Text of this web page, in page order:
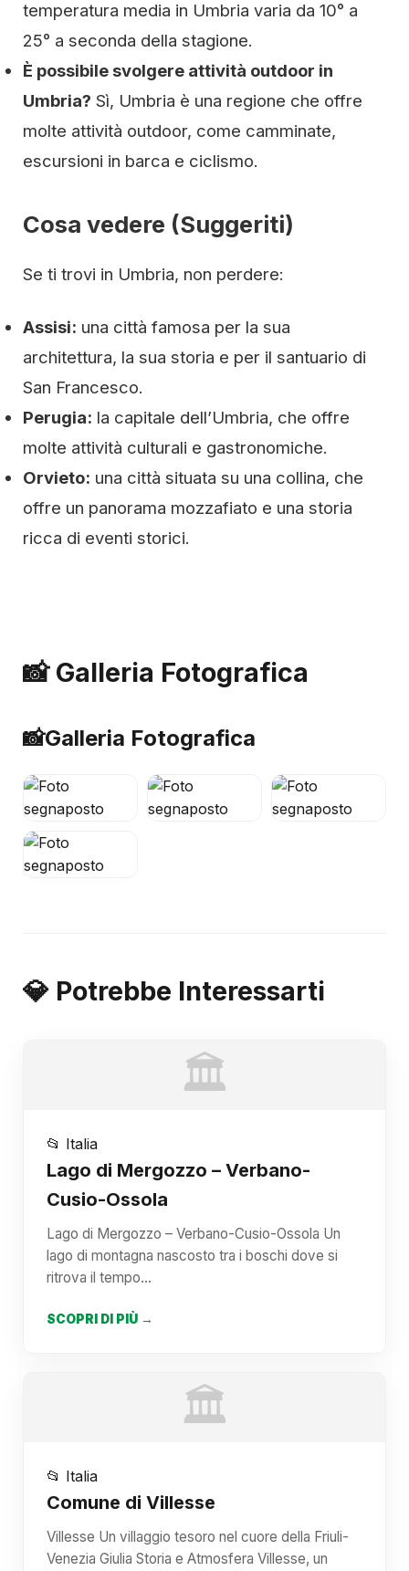
temperatura media in Umbria varia da 10° a
25° a seconda della stagione.
È possibile svolgere attività outdoor in
Umbria? Sì, Umbria è una regione che offre
molte attività outdoor, come camminate,
escursioni in barca e ciclismo.
Cosa vedere (Suggeriti)
Se ti trovi in Umbria, non perdere:
Assisi: una città famosa per la sua
architettura, la sua storia e per il santuario di
San Francesco.
Perugia: la capitale dell’Umbria, che offre
molte attività culturali e gastronomiche.
Orvieto: una città situata su una collina, che
offre un panorama mozzafiato e una storia
ricca di eventi storici.
📸 Galleria Fotografica
📸Galleria Fotografica
💎 Potrebbe Interessarti
🏛️
📂 Italia
Lago di Mergozzo – Verbano-
Cusio-Ossola
Lago di Mergozzo – Verbano-Cusio-Ossola Un
lago di montagna nascosto tra i boschi dove si
ritrova il tempo…
SCOPRI DI PIÙ →
🏛️
📂 Italia
Comune di Villesse
Villesse Un villaggio tesoro nel cuore della Friuli-
Venezia Giulia Storia e Atmosfera Villesse, un